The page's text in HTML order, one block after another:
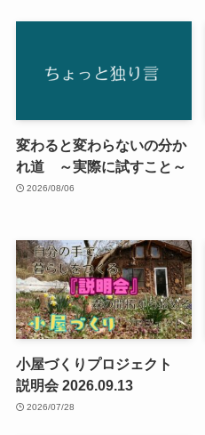
変わると変わらないの分か
れ道 ～実際に試すこと～
2026/08/06
小屋づくりプロジェクト
説明会 2026.09.13
2026/07/28